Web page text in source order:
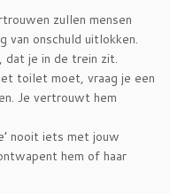
zullen mensen
van onschuld uitlokken.
dat je in de trein zit.
toilet moet, vraag je een
Je vertrouwt hem
nooit iets met jouw
hem of haar